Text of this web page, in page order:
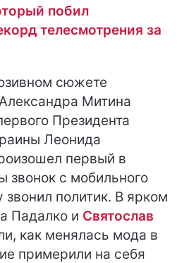
побил
телесмотрения за
сюжете
Митина
Президента
Леонида
первый в
звонок с мобильного
звонил политик. В ярком
Падалко и Святослав
как менялась мода в
примерили на себя